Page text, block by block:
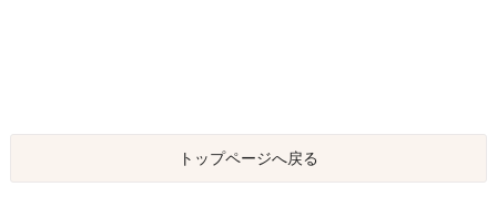
トップページへ戻る